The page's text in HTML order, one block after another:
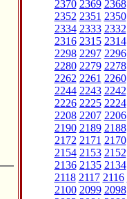
2370 2369 2368
2352 2351 2350
2334 2333 2332
2316 2315 2314
2298 2297 2296
2280 2279 2278
2262 2261 2260
2244 2243 2242
2226 2225 2224
2208 2207 2206
2190 2189 2188
2172 2171 2170
2154 2153 2152
2136 2135 2134
2118 2117 2116
2100 2099 2098